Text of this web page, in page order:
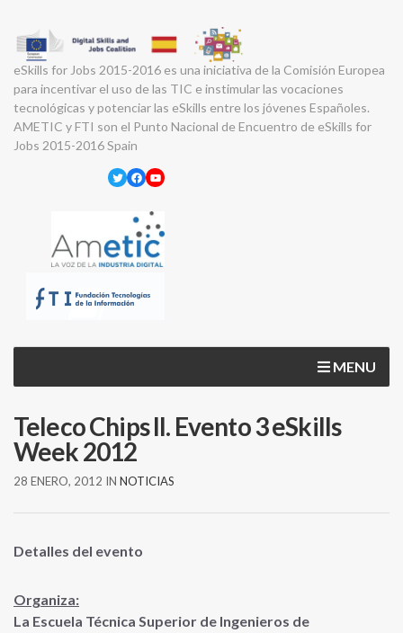
eSkills for Jobs 2015-2016 es una iniciativa de la Comisión Europea
para incentivar el uso de las TIC e instimular las vocaciones
tecnológicas y potenciar las eSkills entre los jóvenes Españoles.
AMETIC y FTI son el Punto Nacional de Encuentro de eSkills for
Jobs 2015-2016 Spain
Twitter
Facebook
YouTube
MENU
Teleco Chips II. Evento 3 eSkills
Week 2012
28 ENERO, 2012 IN NOTICIAS
Detalles del evento
Organiza:
La Escuela Técnica Superior de Ingenieros de